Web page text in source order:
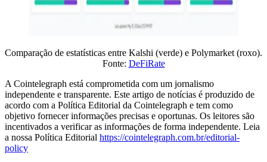
Comparação de estatísticas entre Kalshi (verde) e Polymarket (roxo).
Fonte: DeFiRate
A Cointelegraph está comprometida com um jornalismo
independente e transparente. Este artigo de notícias é produzido de
acordo com a Política Editorial da Cointelegraph e tem como
objetivo fornecer informações precisas e oportunas. Os leitores são
incentivados a verificar as informações de forma independente. Leia
a nossa Política Editorial https://cointelegraph.com.br/editorial-
policy